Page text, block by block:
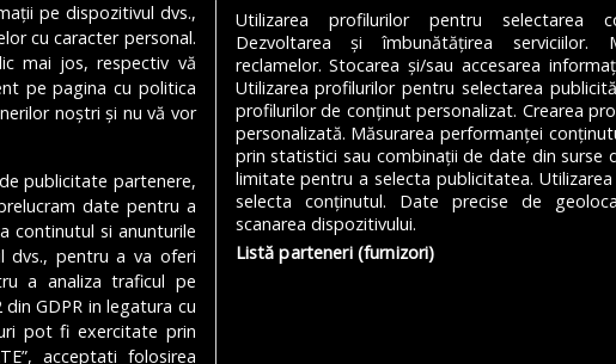
MODIFICĂ SETĂRILE COOKIES
pe dispozitivul dvs.,
cu caracter personal.
mai jos, respectiv vă
pe pagina cu politica
noștri și nu vă vor
publicitate partenere,
date pentru a
continutul si anunturile
dvs., pentru a va oferi
a analiza traficul pe
GDPR in legatura cu
pot fi exercitate prin
acceptati folosirea
Utilizarea profilurilor pentru selectarea
Dezvoltarea și îmbunătățirea serviciilor.
reclamelor. Stocarea și/sau accesarea
Utilizarea profilurilor pentru selectarea
profilurilor de conținut personalizat. Crearea
personalizată. Măsurarea performanței
prin statistici sau combinații de date din surse
limitate pentru a selecta publicitatea.
selecta conținutul. Date precise de
scanarea dispozitivului.
Listă parteneri (furnizori)